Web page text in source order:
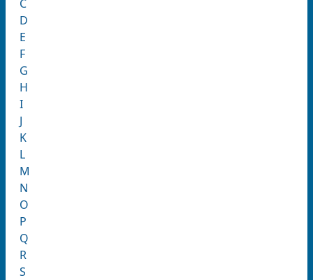
C
D
E
F
G
H
I
J
K
L
M
N
O
P
Q
R
S